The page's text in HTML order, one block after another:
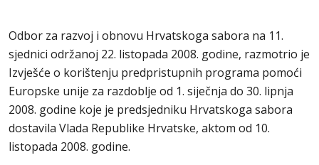
Odbor za razvoj i obnovu Hrvatskoga sabora na 11.
sjednici održanoj 22. listopada 2008. godine, razmotrio je
Izvješće o korištenju predpristupnih programa pomoći
Europske unije za razdoblje od 1. siječnja do 30. lipnja
2008. godine koje je predsjedniku Hrvatskoga sabora
dostavila Vlada Republike Hrvatske, aktom od 10.
listopada 2008. godine.